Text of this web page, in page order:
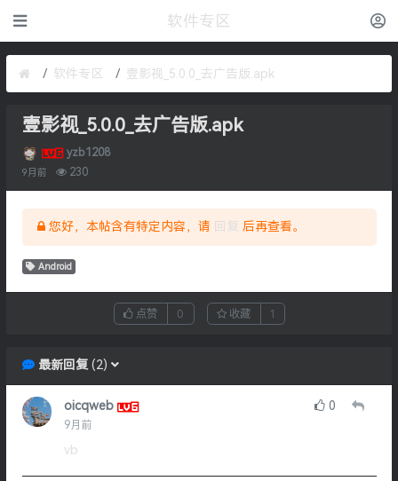
软件专区
软件专区 壹影视_5.0.0_去广告版.apk
壹影视_5.0.0_去广告版.apk
yzb1208
9月前 230
您好，本帖含有特定内容，请 回复 后再查看。
Android
点赞 0 收藏 1
最新回复( 2)
oicqweb
9月前
0
vb